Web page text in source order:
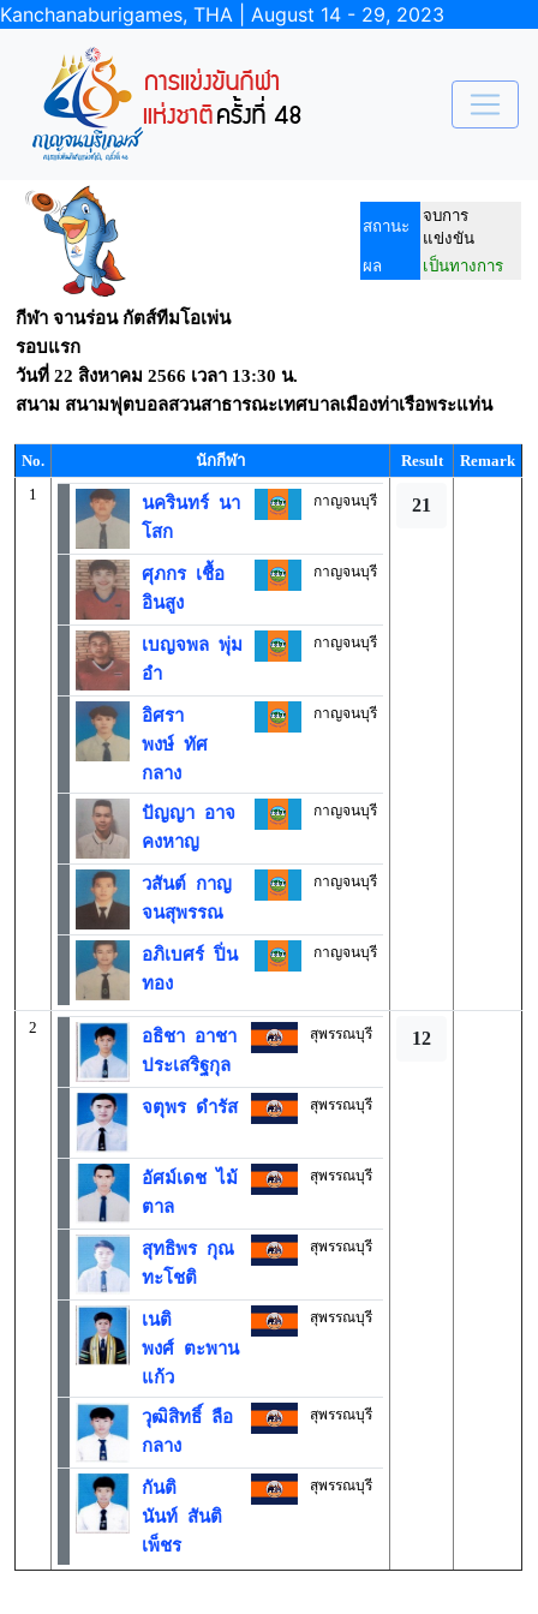
Kanchanaburigames, THA | August 14 - 29, 2023
สถานะ
จบการ
แข่งขัน
ผล
เป็นทางการ
กีฬา จานร่อน กัตส์ทีมโอเพ่น
รอบแรก
วันที่ 22 สิงหาคม 2566 เวลา 13:30 น.
สนาม สนามฟุตบอลสวนสาธารณะเทศบาลเมืองท่าเรือพระแท่น
No. นักกีฬา Result
Remark
1
นครินทร์ นา
โสก
กาญจนบุรี
ศุภกร เชื้อ
อินสูง
กาญจนบุรี
เบญจพล พุ่ม
อำ
กาญจนบุรี
อิศรา
พงษ์ ทัศ
กลาง
กาญจนบุรี
ปัญญา อาจ
คงหาญ
กาญจนบุรี
วสันต์ กาญ
จนสุพรรณ
กาญจนบุรี
อภิเบศร์ ปิ่น
ทอง
กาญจนบุรี
21
2
อธิชา อาชา
ประเสริฐกุล
สุพรรณบุรี
จตุพร ดำรัส สุพรรณบุรี
อัศม์เดช ไม้
ตาล
สุพรรณบุรี
สุทธิพร กุณ
ทะโชติ
สุพรรณบุรี
เนติ
พงศ์ ตะพาน
แก้ว
สุพรรณบุรี
วุฒิสิทธิ์ ลือ
กลาง
สุพรรณบุรี
กันติ
นันท์ สันติ
เพ็ชร
สุพรรณบุรี
12